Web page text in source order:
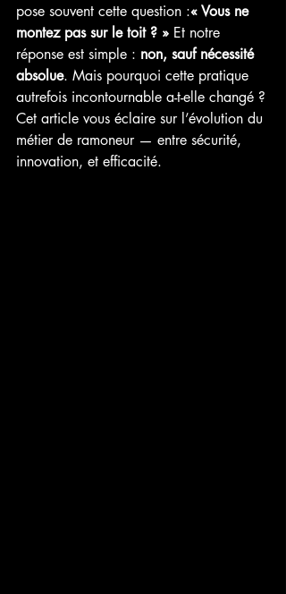
pose souvent cette question :« Vous ne
montez pas sur le toit ? » Et notre
réponse est simple : non, sauf nécessité
absolue. Mais pourquoi cette pratique
autrefois incontournable a-t-elle changé ?
Cet article vous éclaire sur l’évolution du
métier de ramoneur — entre sécurité,
innovation, et efficacité.